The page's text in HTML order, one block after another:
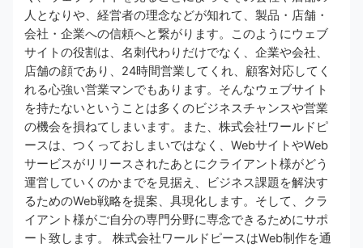
人となりや、経営者の理念などが知れて、製品・店舗・
会社・企業への信頼へと繋がります。このようにウェブ
サイトの役割は、名刺代わりだけでなく、企業や会社、
店舗の顔であり、24時間営業してくれ、顧客対応してく
れる心強い営業マンでもあります。そんなウェブサイト
を持たないということは多くのビジネスチャンスや営業
の機会を損ねてしまいます。また、株式会社ワールドピ
ースは、つくっておしまいではなく、WebサイトやWeb
サービスがリリースされたあとにクライアント様がどう
運営していくのかまでを見据え、ビジネス課題を解決す
るためのWeb戦略を提案、具現化します。そして、クラ
イアント様がご自分の専門分野に専念できるためにサポ
ート致します。 株式会社ワールドピースはWeb制作を通